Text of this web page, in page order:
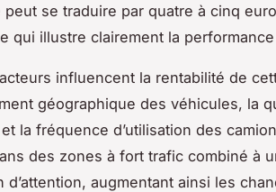
peut se traduire par quatre à cinq
qui illustre clairement la
influencent la rentabilité de
géographique des véhicules, la
la fréquence d’utilisation des
des zones à fort trafic combiné à
d’attention, augmentant ainsi les